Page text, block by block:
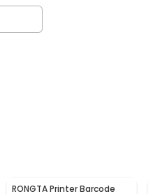
RONGTA Printer Barcode